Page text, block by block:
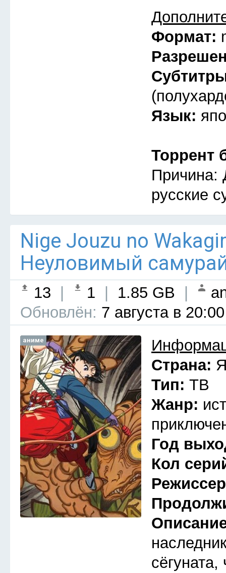
Формат:
Язык:
Торрент
Причина:
русские
Nige Jouzu no
Неуловимый
13 1 1.85 GB
Обновлён: 7 августа в 20:00
аниме
Страна:
Тип: ТВ
Жанр:
Год
Кол